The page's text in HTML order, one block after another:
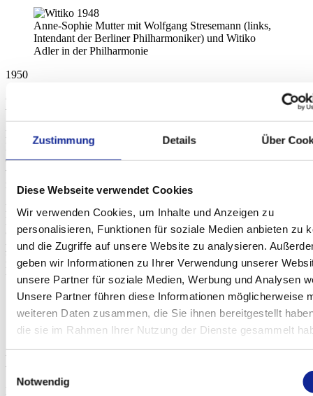
Zustimmung Details Über
Diese Webseite verwendet Cookies
Wir verwenden Cookies, um Inhalte und Anzeigen zu
personalisieren, Funktionen für soziale Medien anbieten zu
und die Zugriffe auf unsere Website zu analysieren.
geben wir Informationen zu Ihrer Verwendung unserer
unsere Partner für soziale Medien, Werbung und Analysen
Unsere Partner führen diese Informationen möglicherweise
weiteren Daten zusammen, die Sie ihnen bereitgestellt
die sie im Rahmen Ihrer Nutzung der Dienste gesammelt
Einwilligungsauswahl
Notwendig
Anne-Sophie Mutter mit Wolfgang Stresemann (links,
Intendant der Berliner Philharmoniker) und Witiko
Adler in der Philharmonie
1950
Die Nachkriegsjahre
Nach dem Tod ihres Mannes möchte Herta Adler die
Konzertdirektion schließen – doch der Sohn hält am Lebenswerk
des Vaters fest. Er macht es sich zum Ziel, von den Nazis
vertriebene Interpreten nach Deutschland zurückzuholen und eine
neue Künstler-Generation aufzubauen.
Es entstehen teils lebenslange Beziehungen zu Größen des
Klassikbetriebs, beispielsweise zu
oder
Gulda, den Adler1950als 19-Jährigen erstmals in Berlin
präsentiert. Im Jahr 1954veranstaltet Witiko Adler den Zyklus »Pro
Musica« – die erste Abonnement-Reihe für Kammermusik im
Berliner Konzertleben der Nachkriegszeit.
Leonard Bernstein mit Witiko Adler
1963
Klassik-Stars bei Adler
Es ist Yehudi Menuhin